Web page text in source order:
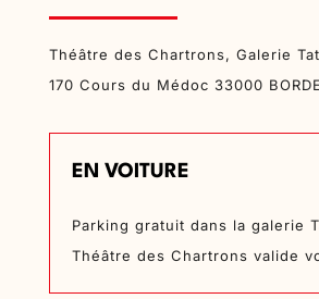
Théâtre des Chartrons, Galerie
170 Cours du Médoc 33000
EN VOITURE
Parking gratuit dans la galerie
Théâtre des Chartrons valide